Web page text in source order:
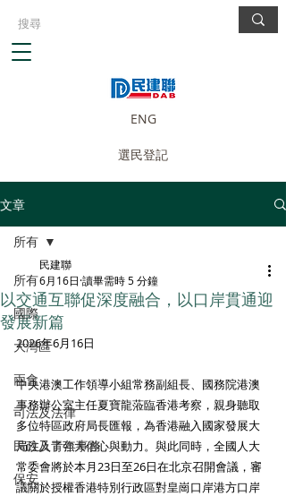
ENG
選民登記
文章
所有
國際
大灣區
兩會
司法及法律
民政及青年事務
保安
所有
以交通互聯促深度融合，以口岸貫通迎
發展新篇
民建聯
6月16日 讀畢需時 5 分鐘
2026年6月16日
中央港澳工作領導小組常務副組長、國務院港澳
事務辦公室主任夏寶龍蒞臨香港考察，親身聽取
多位特區政府局長匯報，為香港融入國家發展大
局注入了強大信心與動力。與此同時，全國人大
常委會將於本月23日至26日在北京召開會議，審
議關於授權香港特別行政區對皇崗口岸港方口岸